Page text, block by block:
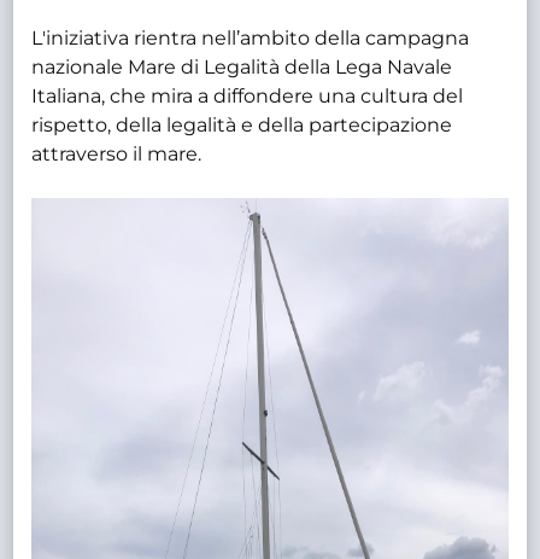
L'iniziativa rientra nell’ambito della campagna
nazionale Mare di Legalità della Lega Navale
Italiana, che mira a diffondere una cultura del
rispetto, della legalità e della partecipazione
attraverso il mare.